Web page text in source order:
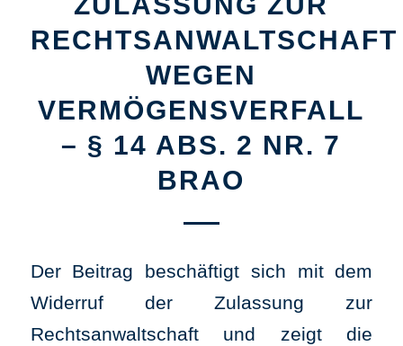
RECHTSANWALTSCHAFT
WEGEN
VERMÖGENSVERFALL
– § 14 ABS. 2 NR. 7
BRAO
Der Beitrag beschäftigt sich mit dem
Widerruf der Zulassung zur
Rechtsanwaltschaft und zeigt die